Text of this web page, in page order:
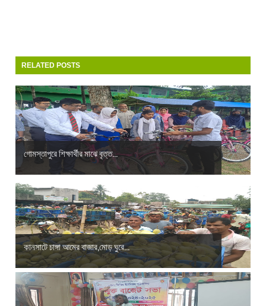
RELATED POSTS
গোমস্তাপুরে শিক্ষার্থীর মাঝে বৃত্ত...
কানসাটে চাঙ্গা আমের বাজার,মোড় ঘুরে...